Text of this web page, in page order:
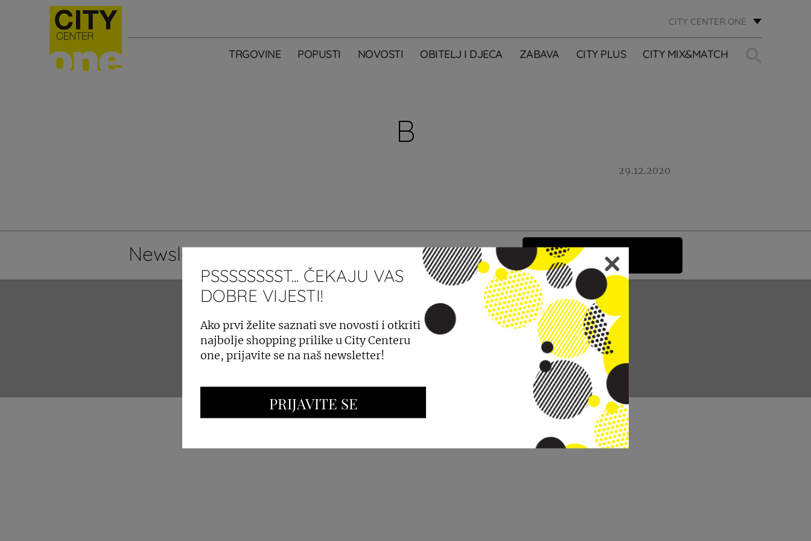
CITY CENTER ONE
TRGOVINE POPUSTI NOVOSTI OBITELJ I DJECA ZABAVA CITY PLUS CITY MIX&MATCH
B
29.12.2020
Newsletter Želim primati newsletter City Centera one. PRIJAVI SE
OGLAŠAVANJE I PROMOCIJE CC REAL
PSSSSSSSST... ČEKAJU VAS
DOBRE VIJESTI!
Ako prvi želite saznati sve novosti i otkriti
najbolje shopping prilike u City Centeru
one, prijavite se na naš newsletter!
PRIJAVITE SE